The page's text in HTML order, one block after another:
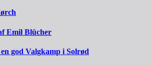
Emil Blücher
god Valgkamp i Solrød